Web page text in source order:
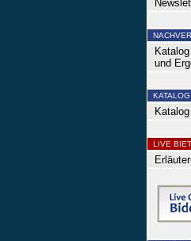
und
KATALOG
LIVE